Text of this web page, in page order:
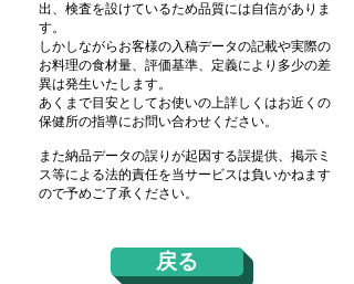
出、検査を設けているため品質には自信がありま
す。
しかしながら お客様の入稿データの記載や実際の
お料理の食材量、 評価基準、定義により多少の差
異は発生いたします。
あくまで目安としてお使いの上詳しくはお近くの
保健所の指導にお問い合わせください。
また納品データの誤りが起因する誤提供、掲示ミ
ス等による法的責任を当サービスは負いかねます
ので予めご了承ください。
戻る